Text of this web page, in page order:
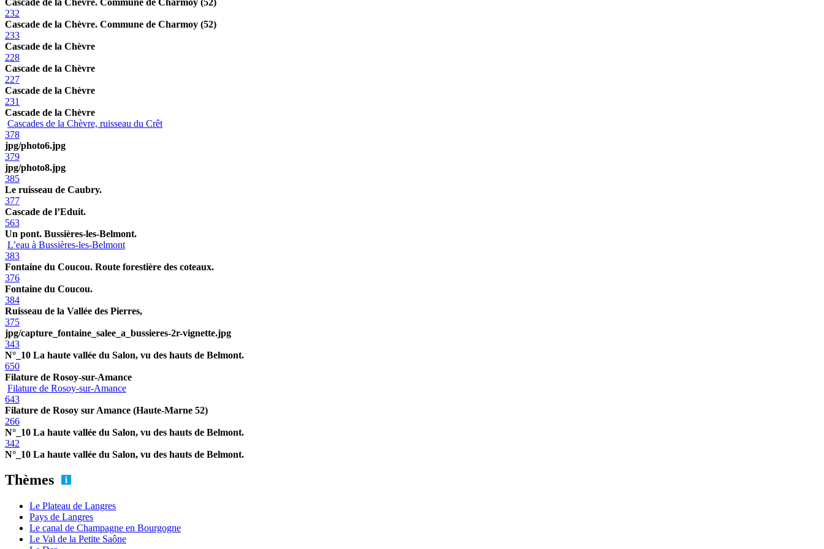
232
Cascade de la Chèvre. Commune de Charmoy (52)
233
Cascade de la Chèvre
228
Cascade de la Chèvre
227
Cascade de la Chèvre
231
Cascade de la Chèvre
Cascades de la Chèvre, ruisseau du Crêt
378
jpg/photo6.jpg
379
jpg/photo8.jpg
385
Le ruisseau de Caubry.
377
Cascade de l’Eduit.
563
Un pont. Bussières-les-Belmont.
L’eau à Bussières-les-Belmont
383
Fontaine du Coucou. Route forestière des coteaux.
376
Fontaine du Coucou.
384
Ruisseau de la Vallée des Pierres,
375
jpg/capture_fontaine_salee_a_bussieres-2r-vignette.jpg
343
N°_10 La haute vallée du Salon, vu des hauts de Belmont.
650
Filature de Rosoy-sur-Amance
Filature de Rosoy-sur-Amance
643
Filature de Rosoy sur Amance (Haute-Marne 52)
266
N°_10 La haute vallée du Salon, vu des hauts de Belmont.
342
N°_10 La haute vallée du Salon, vu des hauts de Belmont.
Thèmes
Le Plateau de Langres
Pays de Langres
Le canal de Champagne en Bourgogne
Le Val de la Petite Saône